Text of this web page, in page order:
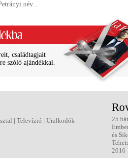
név...
családtagjait
szóló ajándékkal.
| Televízió | Uralkodók
25
és
2016